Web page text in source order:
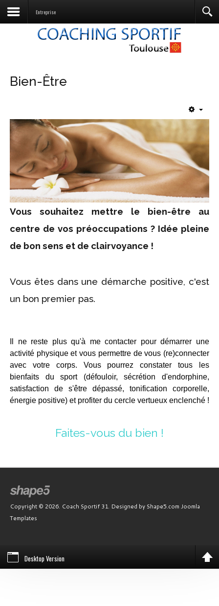
Entreprise
Bien-Être
Vous souhaitez mettre le bien-être au
centre de vos préoccupations ? Idée pleine
de bon sens et de clairvoyance !
Vous êtes dans une démarche positive, c'est
un bon premier pas.
Il ne reste plus qu'à me contacter pour démarrer une
activité physique et vous permettre de vous (re)connecter
avec votre corps. Vous pourrez constater tous les
bienfaits du sport (défouloir, sécrétion d'endorphine,
satisfaction de s'être dépassé, tonification corporelle,
énergie positive) et profiter du cercle vertueux enclenché !
Faites-vous du bien !
Copyright © 2026. Coach Sportif 31. Designed by Shape5.com Joomla
Templates
Desktop Version